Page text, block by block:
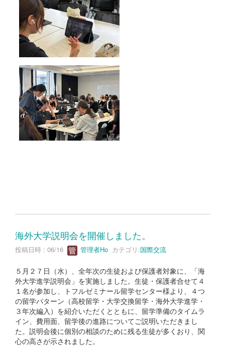
海外大学説明会を開催しました。
投稿日時 : 06/16 管理者Ho カテゴリ:国際交流
５月２７日（水）、全年次の生徒および保護者対象に、「海
外大学進学説明会」を実施しました。生徒・保護者合せて４
１名が参加し、トフルゼミナール留学センター様より、４つ
の留学パターン（高校留学・大学交換留学・海外大学進学・
３年次編入）を紹介いただくとともに、留学準備のタイムラ
イン、費用面、留学後の進路についてご説明いただきまし
た。説明会後に個別の相談のために残る生徒が多くおり、関
心の高さが示されました。